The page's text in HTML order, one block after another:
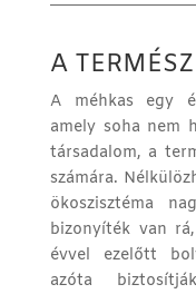
A
A méhkas egy
amely soha nem
társadalom, a
számára.
ökoszisztéma
bizonyíték van
évvel ezelőtt
azóta